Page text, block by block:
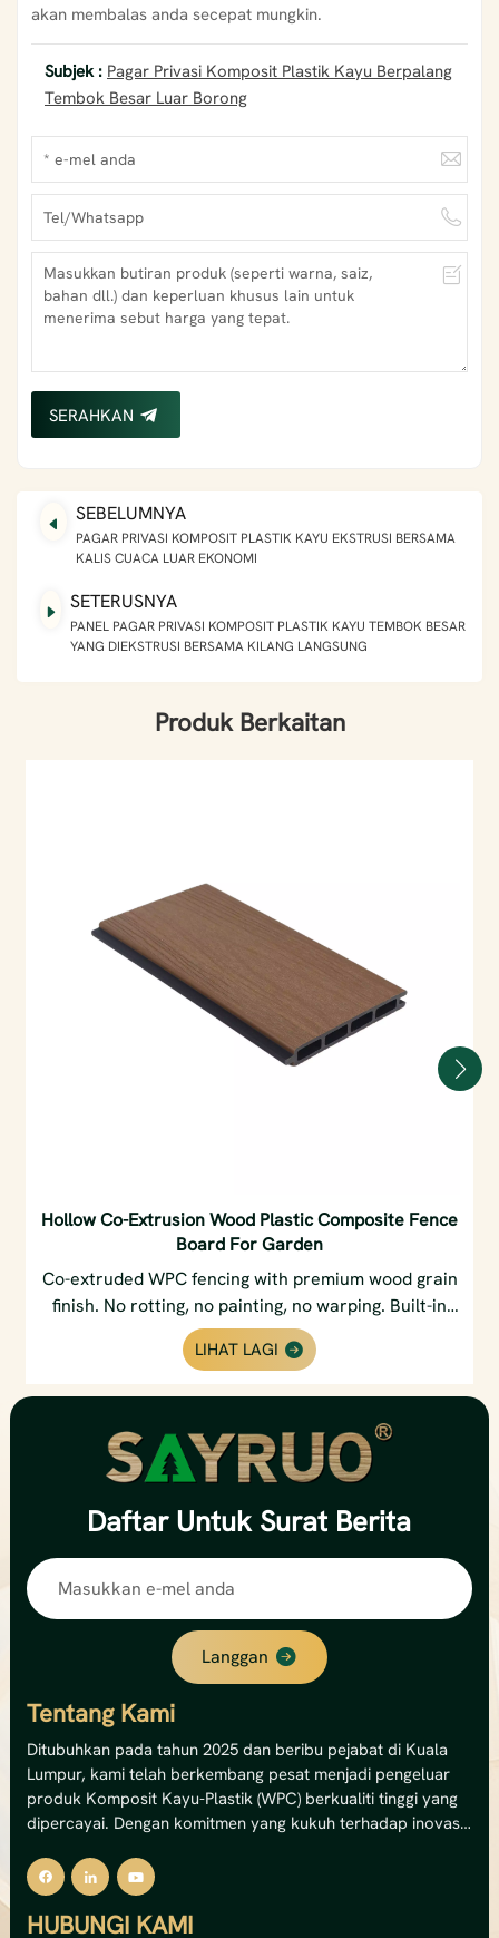
akan membalas anda secepat mungkin.
Subjek : Pagar Privasi Komposit Plastik Kayu Berpalang
Tembok Besar Luar Borong
SERAHKAN
SEBELUMNYA
PAGAR PRIVASI KOMPOSIT PLASTIK KAYU EKSTRUSI BERSAMA
KALIS CUACA LUAR EKONOMI
SETERUSNYA
PANEL PAGAR PRIVASI KOMPOSIT PLASTIK KAYU TEMBOK BESAR
YANG DIEKSTRUSI BERSAMA KILANG LANGSUNG
Produk Berkaitan
Hollow Co-Extrusion Wood Plastic Composite Fence
Board For Garden
Co-extruded WPC fencing with premium wood grain
finish. No rotting, no painting, no warping. Built-in
privacy slats & weatherproof core. Perfect for
gardens & backyards.
LIHAT LAGI
Daftar Untuk Surat Berita
Langgan
Tentang Kami
Ditubuhkan pada tahun 2025 dan beribu pejabat di Kuala
Lumpur, kami telah berkembang pesat menjadi pengeluar
produk Komposit Kayu-Plastik (WPC) berkualiti tinggi yang
dipercayai. Dengan komitmen yang kukuh terhadap inovasi
penyelesaian dek WPC luaran, panel dinding dan pagar
premium.Kemudahan canggih kami mengendalikan 12
barisan pengeluaran, memberikan kami kapasiti tahunan
HUBUNGI KAMI